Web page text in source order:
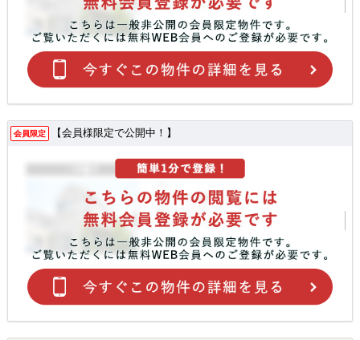
会員限定 【会員様限定で公開中！】